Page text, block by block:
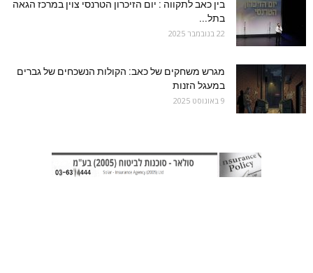
בין כאב לתקווה : יום הזיכרון הטרנסי צוין במרכז הגאה
בתל...
22 בנובמבר 2025
מגרש משחקים של כאב: הקולות הנשכחים של גברים
במעגל הזנות
9 באוגוסט 2025